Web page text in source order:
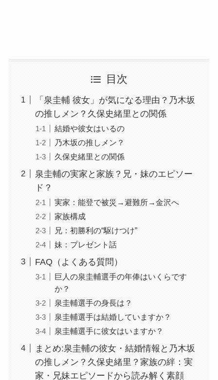
目次
「泉圭輔 彼女」が気になる理由？乃木坂
の推しメン？久保史緒里との関係
結婚や彼女はいるの
乃木坂の推しメン？
久保史緒里との関係
泉圭輔の実家と家族？兄・妹のエピソー
ド？
実家：能登で被災→避難所→金沢へ
家族構成
兄：初勝利の“駆けつけ”
妹：プレゼント話
FAQ（よくある質問）
巨人の泉圭輔選手の年俸はいくらです
か？
泉圭輔選手の身長は？
泉圭輔選手は結婚していますか？
泉圭輔選手に彼女はいますか？
まとめ:泉圭輔の彼女・結婚情報と乃木坂
の推しメン？久保史緒里？家族の絆：実
家・兄妹エピソードから読み解く素顔